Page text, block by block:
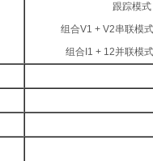
跟踪模
组合V1 + V2串联模
组合I1 + 12并联模